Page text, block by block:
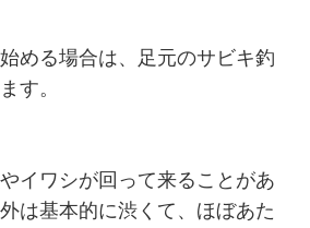
める場合は、足元のサビキ釣
す。
イワシが回って来ることがあ
は基本的に渋くて、ほぼあた